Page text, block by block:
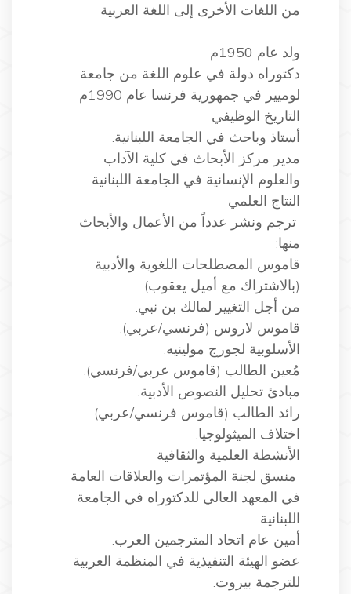
من اللغات الأخرى إلى اللغة العربية
ولد عام 1950م
دكتوراه دولة في علوم اللغة من جامعة
لوميير في جمهورية فرنسا عام 1990م
التاريخ الوظيفي
أستاذ وباحث في الجامعة اللبنانية.
مدير مركز الأبحاث في كلية الآداب
والعلوم الإنسانية في الجامعة اللبنانية.
النتاج العلمي
ترجم ونشر عدداً من الأعمال والأبحاث
منها:
قاموس المصطلحات اللغوية والأدبية
(بالاشتراك مع أميل يعقوب).
من أجل التغيير لمالك بن نبي.
قاموس لاروس (فرنسي/عربي).
الأسلوبية لجورج مولينيه.
مُعين الطالب (قاموس عربي/فرنسي).
مبادئ تحليل النصوص الأدبية.
رائد الطالب (قاموس فرنسي/عربي).
اختلاف الميثولوجيا.
الأنشطة العلمية والثقافية
منسق لجنة المؤتمرات والعلاقات العامة
في المعهد العالي للدكتوراه في الجامعة
اللبنانية.
أمين عام اتحاد المترجمين العرب.
عضو الهيئة التنفيذية في المنظمة العربية
للترجمة بيروت.